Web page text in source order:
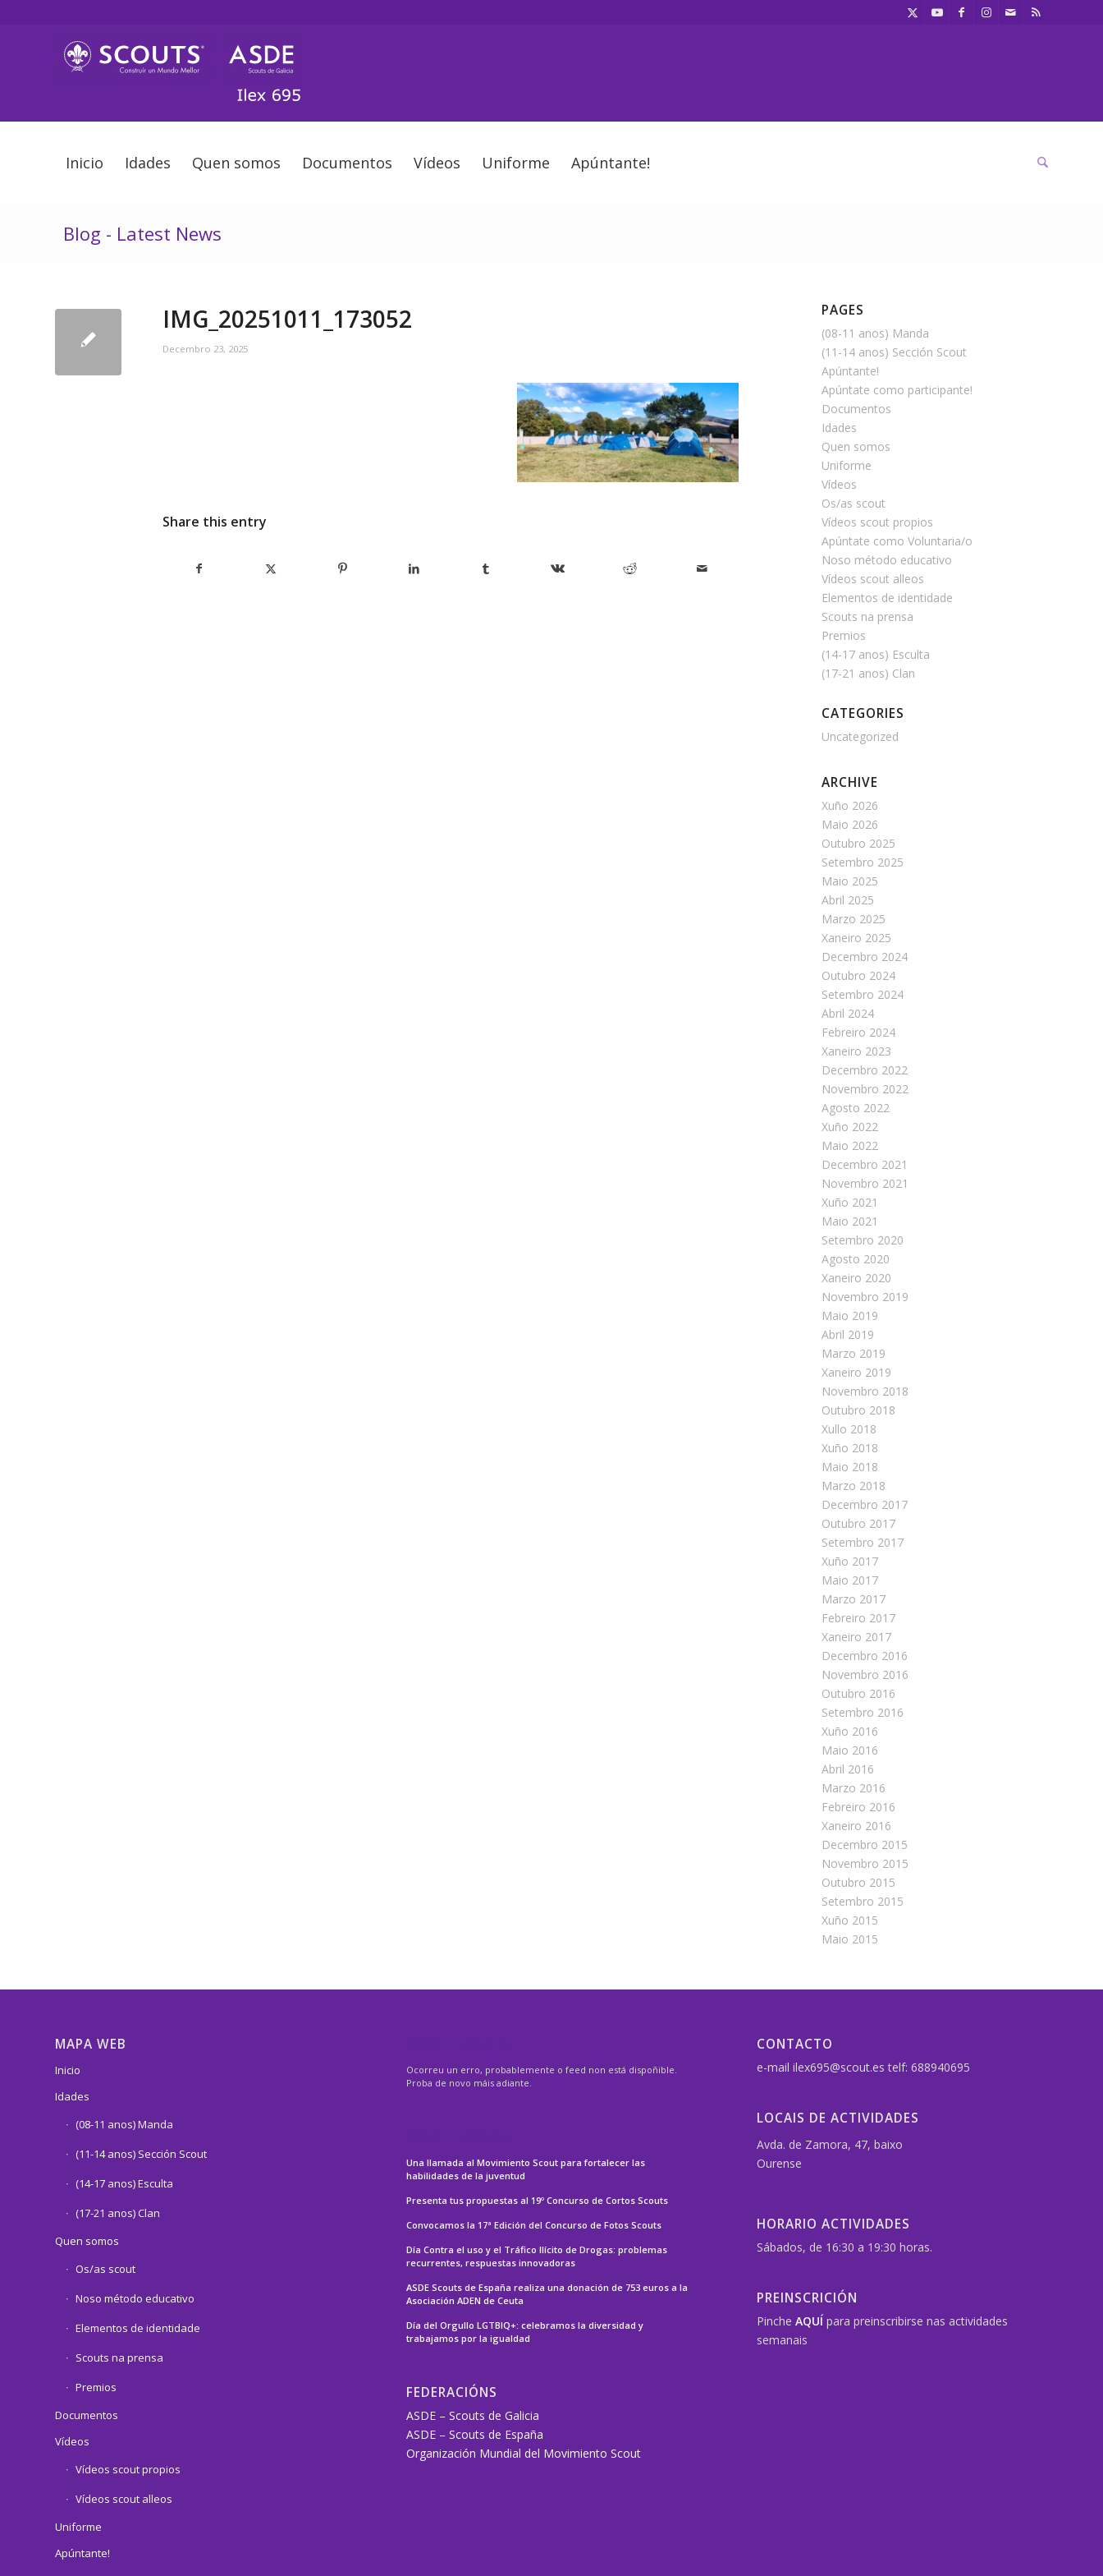
Inicio Idades Quen somos Documentos Vídeos Uniforme Apúntante!
Blog - Latest News
IMG_20251011_173052
Decembro 23, 2025
Share this entry
PAGES
(08-11 anos) Manda
(11-14 anos) Sección Scout
Apúntante!
Apúntate como participante!
Documentos
Idades
Quen somos
Uniforme
Vídeos
Os/as scout
Vídeos scout propios
Apúntate como Voluntaria/o
Noso método educativo
Vídeos scout alleos
Elementos de identidade
Scouts na prensa
Premios
(14-17 anos) Esculta
(17-21 anos) Clan
CATEGORIES
Uncategorized
ARCHIVE
Xuño 2026
Maio 2026
Outubro 2025
Setembro 2025
Maio 2025
Abril 2025
Marzo 2025
Xaneiro 2025
Decembro 2024
Outubro 2024
Setembro 2024
Abril 2024
Febreiro 2024
Xaneiro 2023
Decembro 2022
Novembro 2022
Agosto 2022
Xuño 2022
Maio 2022
Decembro 2021
Novembro 2021
Xuño 2021
Maio 2021
Setembro 2020
Agosto 2020
Xaneiro 2020
Novembro 2019
Maio 2019
Abril 2019
Marzo 2019
Xaneiro 2019
Novembro 2018
Outubro 2018
Xullo 2018
Xuño 2018
Maio 2018
Marzo 2018
Decembro 2017
Outubro 2017
Setembro 2017
Xuño 2017
Maio 2017
Marzo 2017
Febreiro 2017
Xaneiro 2017
Decembro 2016
Novembro 2016
Outubro 2016
Setembro 2016
Xuño 2016
Maio 2016
Abril 2016
Marzo 2016
Febreiro 2016
Xaneiro 2016
Decembro 2015
Novembro 2015
Outubro 2015
Setembro 2015
Xuño 2015
Maio 2015
MAPA WEB
Inicio
Idades
(08-11 anos) Manda
(11-14 anos) Sección Scout
(14-17 anos) Esculta
(17-21 anos) Clan
Quen somos
Os/as scout
Noso método educativo
Elementos de identidade
Scouts na prensa
Premios
Documentos
Vídeos
Vídeos scout propios
Vídeos scout alleos
Uniforme
Apúntante!
Ocorreu un erro, probablemente o feed non está dispoñible.
Proba de novo máis adiante.
Una llamada al Movimiento Scout para fortalecer las
habilidades de la juventud
Presenta tus propuestas al 19º Concurso de Cortos Scouts
Convocamos la 17ª Edición del Concurso de Fotos Scouts
Día Contra el uso y el Tráfico Ilícito de Drogas: problemas
recurrentes, respuestas innovadoras
ASDE Scouts de España realiza una donación de 753 euros a la
Asociación ADEN de Ceuta
Día del Orgullo LGTBIQ+: celebramos la diversidad y
trabajamos por la igualdad
FEDERACIÓNS
ASDE – Scouts de Galicia
ASDE – Scouts de España
Organización Mundial del Movimiento Scout
CONTACTO
e-mail ilex695@scout.es telf: 688940695
LOCAIS DE ACTIVIDADES
Avda. de Zamora, 47, baixo
Ourense
HORARIO ACTIVIDADES
Sábados, de 16:30 a 19:30 horas.
PREINSCRICIÓN
PincheAQUÍ para preinscribirse nas actividades
semanais